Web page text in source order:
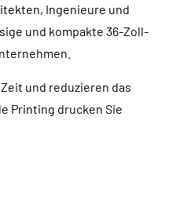
Ingenieure und
und kompakte 36-Zoll-
und reduzieren das
Printing drucken Sie